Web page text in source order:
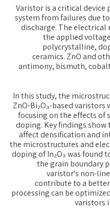
Varistor is a critical
system from failures due
discharge. The electrical
the applied
polycrystalline,
ceramics. ZnO and
antimony, bismuth,
In this study, the
ZnO-Bi₂O₃-based
focusing on the effects of
doping. Key findings
affect densification and
the microstructures and
doping of In₂O₃ was
the grain boundary
varistor's non-
contribute to a
processing can be
varistors